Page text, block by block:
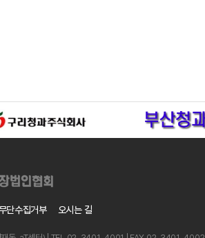
단수집거부 오시는 길